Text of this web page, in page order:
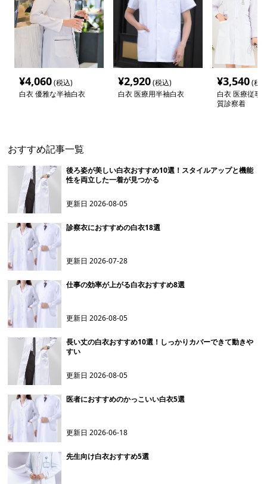
¥4,060(税込)
白衣 優雅な半袖白衣
¥2,920(税込)
白衣 医療用半袖白衣
¥3,540(税
白衣 医療従事
質診察着
おすすめ記事一覧
後ろ姿が美しい白衣おすすめ10選！スタイルアップと機能
性を両立した一着が見つかる
更新日2026-08-05
診察衣におすすめの白衣18選
更新日2026-07-28
仕事の効率が上がる白衣おすすめ8選
更新日2026-08-05
長い丈の白衣おすすめ10選！しっかりカバーできて動きや
すい
更新日2026-08-05
医者におすすめのかっこいい白衣5選
更新日2026-06-18
先生向け白衣おすすめ5選